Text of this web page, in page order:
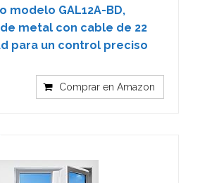
modelo GAL12A-BD,
metal con cable de 22
para un control preciso
Comprar en Amazon